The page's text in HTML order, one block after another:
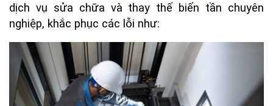
dịch vụ sửa chữa và thay thế biến tần chuyên
nghiệp, khắc phục các lỗi như: